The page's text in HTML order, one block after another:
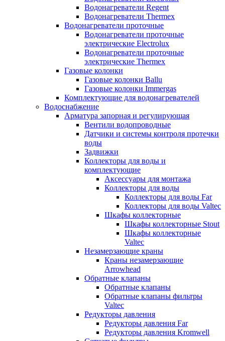
Водонагреватели Regent
Водонагреватели Thermex
Водонагреватели проточные
Водонагреватели проточные
электрические Electrolux
Водонагреватели проточные
электрические Thermex
Газовые колонки
Газовые колонки Ballu
Газовые колонки Immergas
Комплектующие для водонагревателей
Водоснабжение
Арматура запорная и регулирующая
Вентили водопроводные
Датчики и системы контроля протечки
воды
Задвижки
Коллекторы для воды и
комплектующие
Аксессуары для монтажа
Коллекторы для воды
Коллекторы для воды Far
Коллекторы для воды Valtec
Шкафы коллекторные
Шкафы коллекторные Stout
Шкафы коллекторные
Valtec
Незамерзающие краны
Краны незамерзающие
Arrowhead
Обратные клапаны
Обратные клапаны
Обратные клапаны фильтры
Valtec
Редукторы давления
Редукторы давления Far
Редукторы давления Kromwell